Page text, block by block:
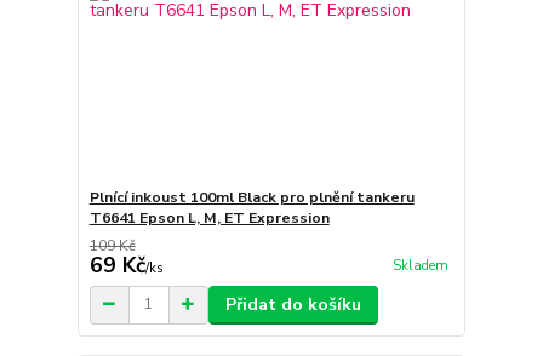
Plnící inkoust 100ml Black pro plnění tankeru
T6641 Epson L, M, ET Expression
109 Kč
69 Kč/ks Skladem
Přidat do košíku